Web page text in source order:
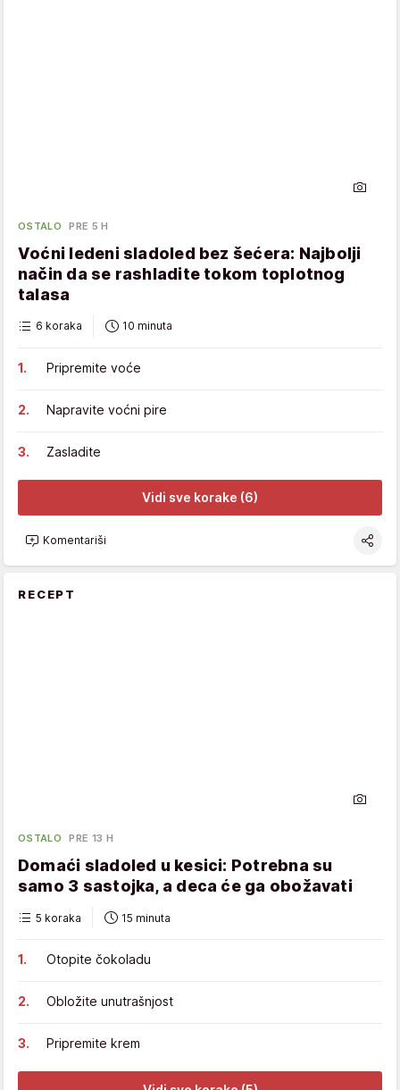
OSTALO PRE 5 H
Voćni ledeni sladoled bez šećera: Najbolji
način da se rashladite tokom toplotnog
talasa
6 koraka 10 minuta
Pripremite voće
Napravite voćni pire
Zasladite
Vidi sve korake (6)
Komentariši
RECEPT
OSTALO PRE 13 H
Domaći sladoled u kesici: Potrebna su
samo 3 sastojka, a deca će ga obožavati
5 koraka 15 minuta
Otopite čokoladu
Obložite unutrašnjost
Pripremite krem